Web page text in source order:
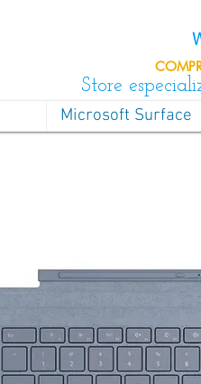
COMPRE
Store
Microsoft Surface